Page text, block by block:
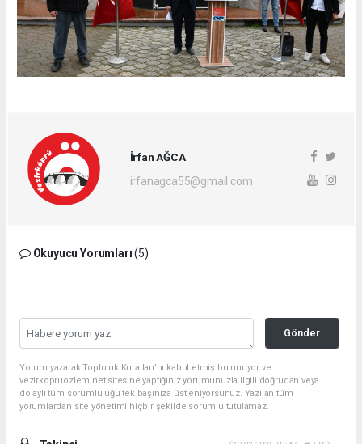
İrfan AĞCA
irfanagca55@gmail.com
Okuyucu Yorumları(5)
Gönder
Yorum yazarak Topluluk Kuralları’nı kabul etmiş bulunuyor ve
vezirkopruozlem.net sitesine yaptığınız yorumunuzla ilgili doğrudan veya
dolaylı tüm sorumluluğu tek başınıza üstleniyorsunuz. Yazılan tüm
yorumlardan site yönetimi hiçbir şekilde sorumlu tutulamaz.